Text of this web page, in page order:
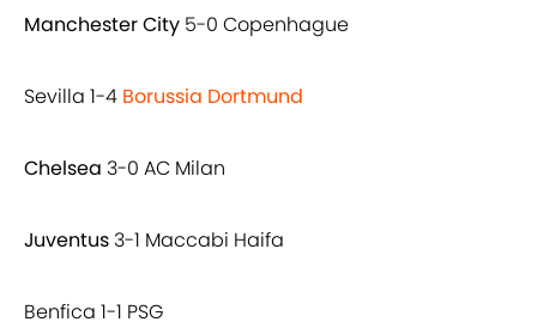
Manchester City 5-0 Copenhague
Sevilla 1-4 Borussia Dortmund
Chelsea 3-0 AC Milan
Juventus 3-1 Maccabi Haifa
Benfica 1-1 PSG